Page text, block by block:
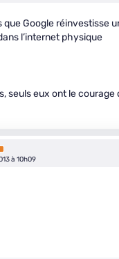
que Google réinvestisse
l’internet physique
seuls eux ont le courage
à 10h09